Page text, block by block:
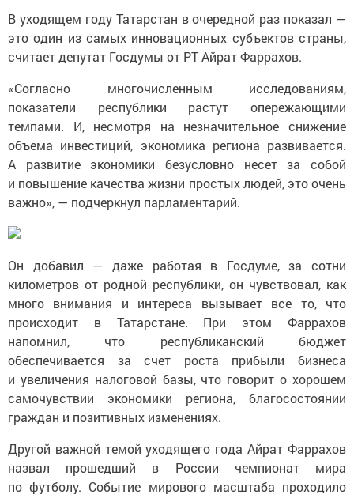
В уходящем году Татарстан в очередной раз показал —
это один из самых инновационных субъектов страны,
считает депутат Госдумы от РТ Айрат Фаррахов.
«Согласно многочисленным исследованиям,
показатели республики растут опережающими
темпами. И, несмотря на незначительное снижение
объема инвестиций, экономика региона развивается.
А развитие экономики безусловно несет за собой
и повышение качества жизни простых людей, это очень
важно», — подчеркнул парламентарий.
Он добавил — даже работая в Госдуме, за сотни
километров от родной республики, он чувствовал, как
много внимания и интереса вызывает все то, что
происходит в Татарстане. При этом Фаррахов
напомнил, что республиканский бюджет
обеспечивается за счет роста прибыли бизнеса
и увеличения налоговой базы, что говорит о хорошем
самочувствии экономики региона, благосостоянии
граждан и позитивных изменениях.
Другой важной темой уходящего года Айрат Фаррахов
назвал прошедший в России чемпионат мира
по футболу. Событие мирового масштаба проходило